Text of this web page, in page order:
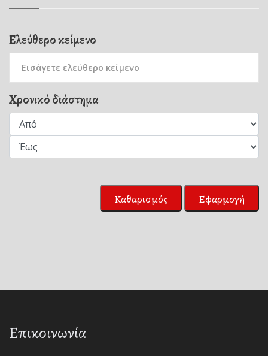
Ελεύθερο κείμενο
Χρονικό διάστημα
Καθαρισμός Εφαρμογή
Επικοινωνία